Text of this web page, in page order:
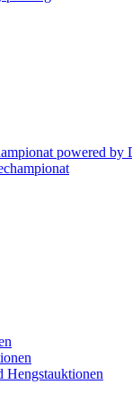
powered by
Hengstauktionen